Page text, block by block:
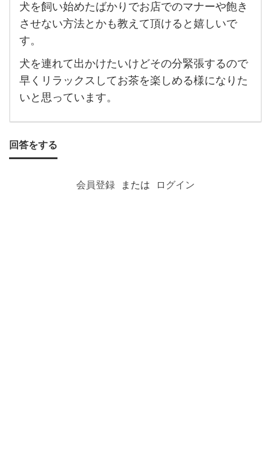
と一
緒に
入れ
る
カ
フ
ェ
や飲
食店
犬を飼い始めたばかりでお店でのマナーや飽き
させない方法とかも教えて頂けると嬉しいで
す。
犬を連れて出かけたいけどその分緊張するので
早くリラックスしてお茶を楽しめる様になりた
いと思っています。
回答をする
会員登録 または ログイン